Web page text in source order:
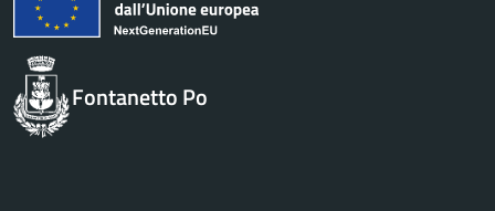
Fontanetto Po